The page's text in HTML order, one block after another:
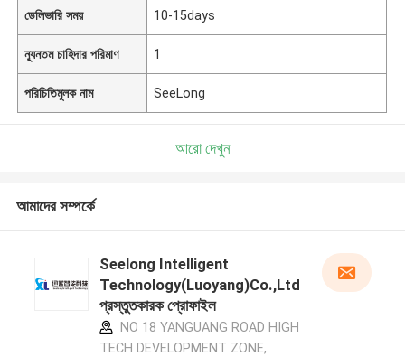
ডেলিভারি সময় 10-15days
ন্যূনতম চাহিদার পরিমাণ 1
পরিচিতিমুলক নাম SeeLong
আরো দেখুন
আমাদের সম্পর্কে
Seelong Intelligent
Technology(Luoyang)Co.,Ltd
প্রস্তুতকারক প্রোফাইল
NO 18 YANGUANG ROAD HIGH
TECH DEVELOPMENT ZONE,